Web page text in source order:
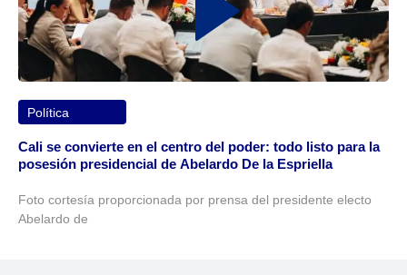
Política
Cali se convierte en el centro del poder: todo listo para la
posesión presidencial de Abelardo De la Espriella
Foto cortesía proporcionada por prensa del presidente electo
Abelardo de